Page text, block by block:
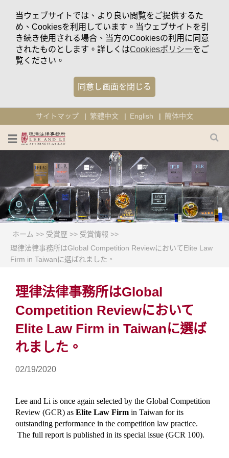
当ウェブサイトでは、より良い閲覧をご提供するた
め、Cookiesを利用しています。当ウェブサイトを引
き続き使用される場合、当方のCookiesの利用に同意
されたものとします。詳しくはCookiesポリシーをご
覧ください。
同意し画面を閉じる
サイトマップ 繁體中文 English 簡体中文
ホーム >> 受賞歴 >> 受賞情報 >>
理律法律事務所はGlobal Competition ReviewにおいてElite Law
Firm in Taiwanに選ばれました。
理律法律事務所はGlobal
Competition Reviewにおいて
Elite Law Firm in Taiwanに選ば
れました。
02/19/2020
Lee and Li is once again selected by the Global Competition
Review (GCR) as Elite Law Firm in Taiwan for its
outstanding performance in the competition law practice.
The full report is published in its special issue (GCR 100).